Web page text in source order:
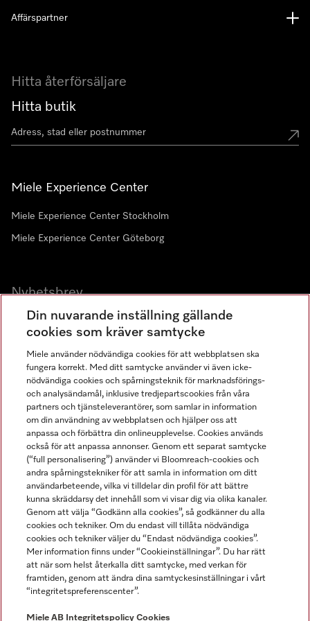
Hitta återförsäljare
Hitta butik
Miele Experience Center
Miele Experience Center Stockholm
Miele Experience Center Göteborg
Nyhetsbrev
Gå med i vår gemenskap
Affärspartner
Miele AB
Allmänna villkor
Användarvillkor
Miele tillgänglighetsförklaring
Lagen om digitala tjänster
Miele på LinkedIn
Miele på Facebook
Miele på Instagram
Miele på Youtube
Din nuvarande inställning gällande
cookies som kräver samtycke
Miele använder nödvändiga cookies för att webbplatsen ska
fungera korrekt. Med ditt samtycke använder vi även icke-
nödvändiga cookies och spårningsteknik för marknadsförings-
och analysändamål, inklusive tredjepartscookies från våra
partners och tjänsteleverantörer, som samlar in information
om din användning av webbplatsen och hjälper oss att
anpassa och förbättra din onlineupplevelse. Cookies används
också för att anpassa annonser. Genom ett separat samtycke
(“full personalisering”) använder vi Bloomreach-cookies och
andra spårningstekniker för att samla in information om ditt
användarbeteende, vilka vi tilldelar din profil för att bättre
kunna skräddarsy det innehåll som vi visar dig via olika kanaler.
Genom att välja “Godkänn alla cookies”, så godkänner du alla
cookies och tekniker. Om du endast vill tillåta nödvändiga
cookies och tekniker väljer du “Endast nödvändiga cookies”.
Mer information finns under “Cookieinställningar”. Du har rätt
att när som helst återkalla ditt samtycke, med verkan för
framtiden, genom att ändra dina samtyckesinställningar i vårt
“integritetspreferenscenter”.
Miele AB Integritetspolicy Cookies